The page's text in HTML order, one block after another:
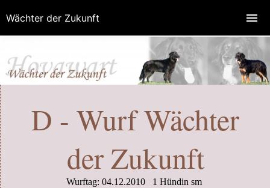
D - Wurf Wächter
der Zukunft
Wurftag: 04.12.2010 1 Hündin sm
Wächter der Zukunft